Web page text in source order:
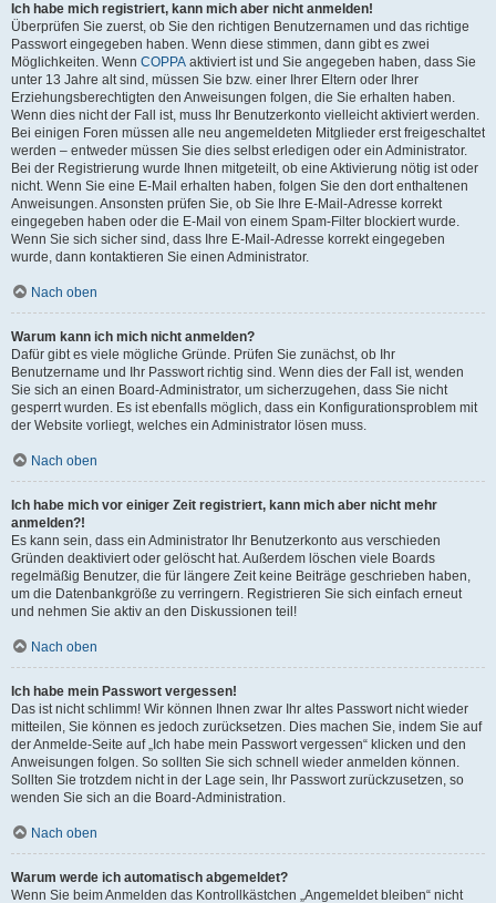
Ich habe mich registriert, kann mich aber nicht anmelden!
Überprüfen Sie zuerst, ob Sie den richtigen Benutzernamen und das richtige
Passwort eingegeben haben. Wenn diese stimmen, dann gibt es zwei
Möglichkeiten. Wenn COPPA aktiviert ist und Sie angegeben haben, dass Sie
unter 13 Jahre alt sind, müssen Sie bzw. einer Ihrer Eltern oder Ihrer
Erziehungsberechtigten den Anweisungen folgen, die Sie erhalten haben.
Wenn dies nicht der Fall ist, muss Ihr Benutzerkonto vielleicht aktiviert werden.
Bei einigen Foren müssen alle neu angemeldeten Mitglieder erst freigeschaltet
werden – entweder müssen Sie dies selbst erledigen oder ein Administrator.
Bei der Registrierung wurde Ihnen mitgeteilt, ob eine Aktivierung nötig ist oder
nicht. Wenn Sie eine E-Mail erhalten haben, folgen Sie den dort enthaltenen
Anweisungen. Ansonsten prüfen Sie, ob Sie Ihre E-Mail-Adresse korrekt
eingegeben haben oder die E-Mail von einem Spam-Filter blockiert wurde.
Wenn Sie sich sicher sind, dass Ihre E-Mail-Adresse korrekt eingegeben
wurde, dann kontaktieren Sie einen Administrator.
Nach oben
Warum kann ich mich nicht anmelden?
Dafür gibt es viele mögliche Gründe. Prüfen Sie zunächst, ob Ihr
Benutzername und Ihr Passwort richtig sind. Wenn dies der Fall ist, wenden
Sie sich an einen Board-Administrator, um sicherzugehen, dass Sie nicht
gesperrt wurden. Es ist ebenfalls möglich, dass ein Konfigurationsproblem mit
der Website vorliegt, welches ein Administrator lösen muss.
Nach oben
Ich habe mich vor einiger Zeit registriert, kann mich aber nicht mehr
anmelden?!
Es kann sein, dass ein Administrator Ihr Benutzerkonto aus verschieden
Gründen deaktiviert oder gelöscht hat. Außerdem löschen viele Boards
regelmäßig Benutzer, die für längere Zeit keine Beiträge geschrieben haben,
um die Datenbankgröße zu verringern. Registrieren Sie sich einfach erneut
und nehmen Sie aktiv an den Diskussionen teil!
Nach oben
Ich habe mein Passwort vergessen!
Das ist nicht schlimm! Wir können Ihnen zwar Ihr altes Passwort nicht wieder
mitteilen, Sie können es jedoch zurücksetzen. Dies machen Sie, indem Sie auf
der Anmelde-Seite auf „Ich habe mein Passwort vergessen“ klicken und den
Anweisungen folgen. So sollten Sie sich schnell wieder anmelden können.
Sollten Sie trotzdem nicht in der Lage sein, Ihr Passwort zurückzusetzen, so
wenden Sie sich an die Board-Administration.
Nach oben
Warum werde ich automatisch abgemeldet?
Wenn Sie beim Anmelden das Kontrollkästchen „Angemeldet bleiben“ nicht